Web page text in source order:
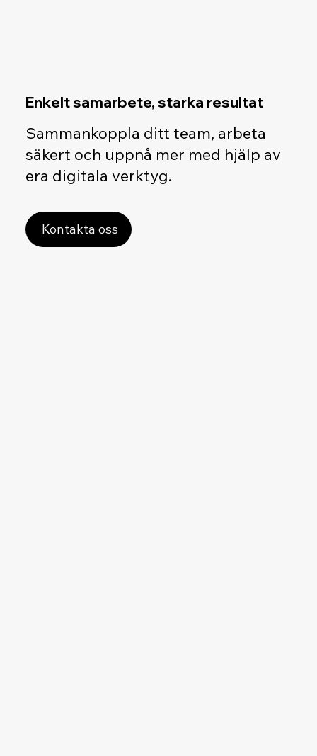
Enkelt samarbete, starka resultat
Sammankoppla ditt team, arbeta
säkert och uppnå mer med hjälp av
era digitala verktyg.
Kontakta oss